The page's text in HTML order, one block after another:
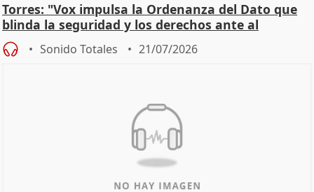
Torres: "Vox impulsa la Ordenanza del Dato que
blinda la seguridad y los derechos ante al
control"
Sonido Totales 21/07/2026